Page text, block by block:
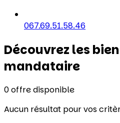
067.69.51.58.46
Découvrez les
mandataire
0offre disponible
Aucun résultat pour vos